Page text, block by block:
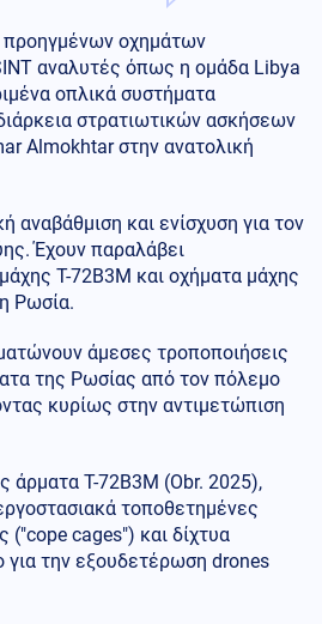
οχημάτων
αναλυτές όπως η ομάδα Libya
οπλικά συστήματα
στρατιωτικών ασκήσεων
Almokhtar στην ανατολική
αναβάθμιση και ενίσχυση για τον
Έχουν παραλάβει
T-72B3M και οχήματα μάχης
Ρωσία.
άμεσες τροποποιήσεις
της Ρωσίας από τον πόλεμο
κυρίως στην αντιμετώπιση
άρματα T-72B3M (Obr. 2025),
τοποθετημένες
("cope cages") και δίχτυα
για την εξουδετέρωση drones